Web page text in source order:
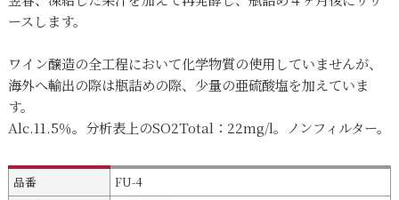
ースします。
ワイン醸造の全工程において化学物質の使用していませんが、
海外へ輸出の際は瓶詰めの際、少量の亜硫酸塩を加えていま
す。
Alc.11.5％。分析表上のSO2Total：22mg/l。ノンフィルター。
品番
FU-4